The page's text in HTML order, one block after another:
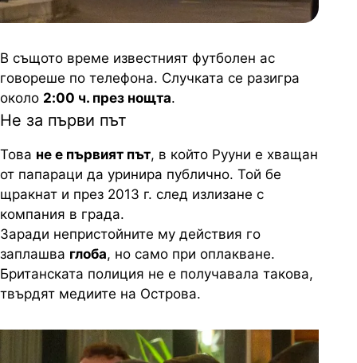
В същото време известният футболен ас
говореше по телефона. Случката се разигра
около 2:00 ч. през нощта.
Не за първи път
Това не е първият път, в който Рууни е хващан
от папараци да уринира публично. Той бе
щракнат и през 2013 г. след излизане с
компания в града.
Заради непристойните му действия го
заплашва глоба, но само при оплакване.
Британската полиция не е получавала такова,
твърдят медиите на Острова.